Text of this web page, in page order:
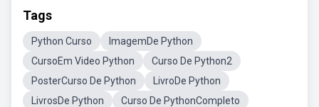
Tags
Python Curso
ImagemDe Python
CursoEm Video Python
Curso De Python2
PosterCurso De Python
LivroDe Python
LivrosDe Python
Curso De PythonCompleto